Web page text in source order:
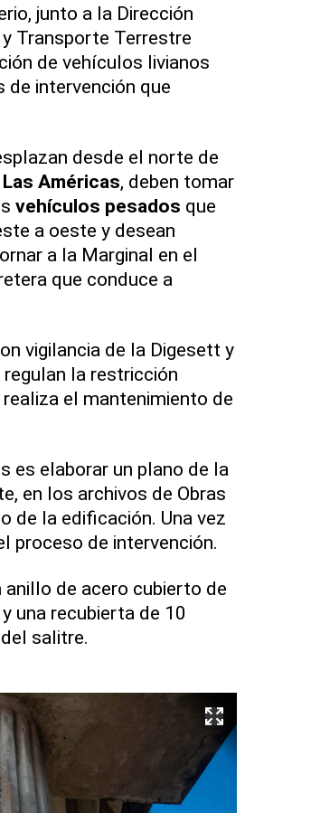
junto a la Dirección
y Transporte Terrestre
de vehículos livianos
intervención que
desde el norte de
Las Américas, deben tomar
vehículos pesados que
a oeste y desean
a la Marginal en el
que conduce a
vigilancia de la Digesett y
la restricción
el mantenimiento de
es elaborar un plano de la
en los archivos de Obras
de la edificación. Una vez
proceso de intervención.
de acero cubierto de
una recubierta de 10
salitre.